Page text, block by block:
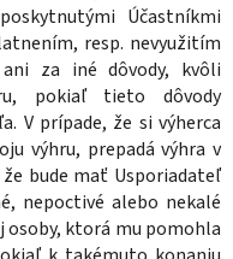
Účastníkmi
resp. nevyužitím
ani za iné dôvody, kvôli
pokiaľ tieto dôvody
V prípade, že si výherca
výhru, prepadá výhra v
bude mať Usporiadateľ
nepoctivé alebo nekalé
osoby, ktorá mu pomohla